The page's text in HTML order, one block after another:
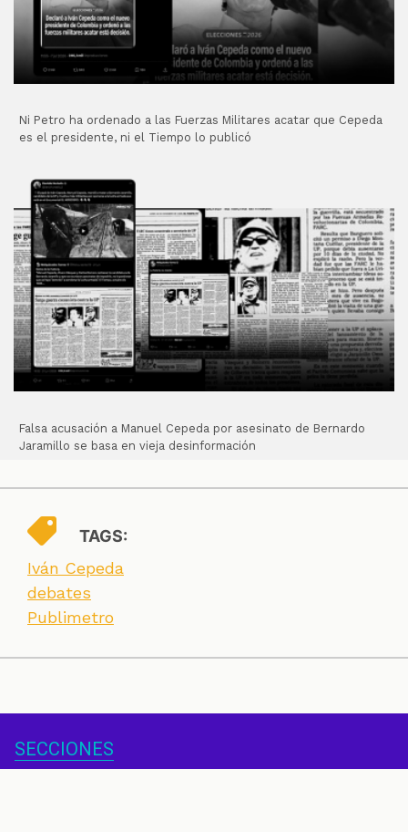
Ni Petro ha ordenado a las Fuerzas Militares acatar que Cepeda
es el presidente, ni el Tiempo lo publicó
Falsa acusación a Manuel Cepeda por asesinato de Bernardo
Jaramillo se basa en vieja desinformación
TAGS:
Iván Cepeda
debates
Publimetro
SECCIONES